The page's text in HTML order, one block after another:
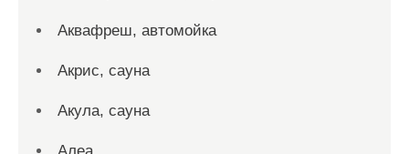
Аквафреш, автомойка
Акрис, сауна
Акула, сауна
Алеа